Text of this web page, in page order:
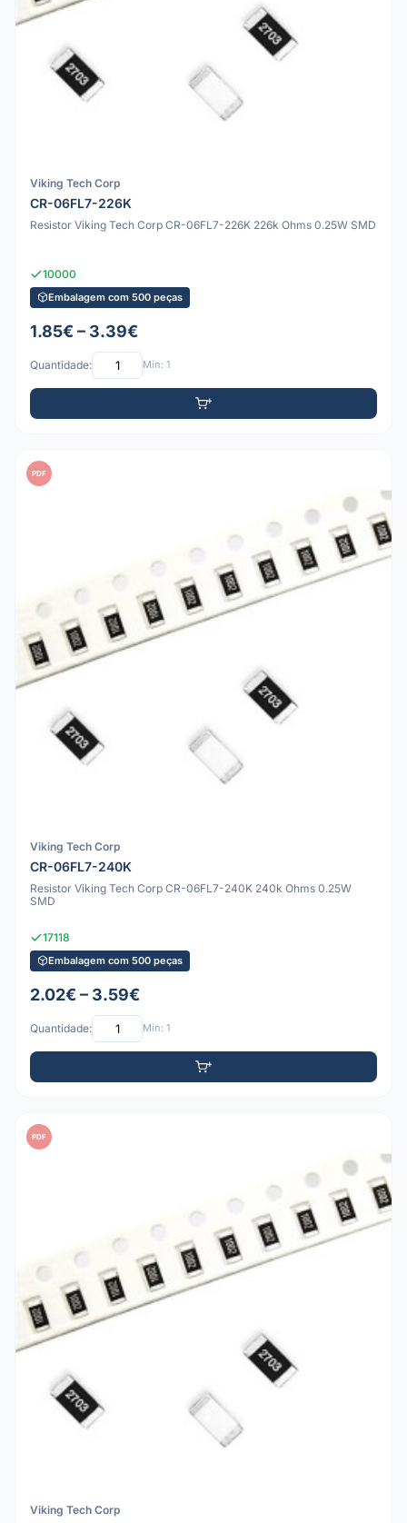
Viking Tech Corp
CR-06FL7-226K
Resistor Viking Tech Corp CR-06FL7-226K 226k Ohms 0.25W SMD
10000
Embalagem com 500 peças
1.85€ – 3.39€
Quantidade: Mín: 1
PDF
Viking Tech Corp
CR-06FL7-240K
Resistor Viking Tech Corp CR-06FL7-240K 240k Ohms 0.25W
SMD
17118
Embalagem com 500 peças
2.02€ – 3.59€
Quantidade: Mín: 1
PDF
Viking Tech Corp